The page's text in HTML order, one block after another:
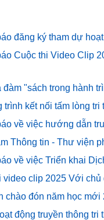
đăng ký tham dự
Cuộc thi Video Clip
đàm "sách trong hành
kết nối tấm lòng tri
về việc hướng dẫn
Thông tin - Thư viện
về việc Triển khai
video clip 2025 Với chủ
chào đón năm học mới
động truyền thông